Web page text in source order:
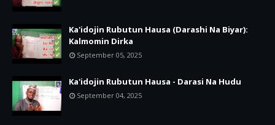
Ka'idojin Rubutun Hausa (Darashi Na Biyar):
Kalmomin Dirka
September 05, 2025
Ka'idojin Rubutun Hausa - Darasi Na Hudu
September 04, 2025